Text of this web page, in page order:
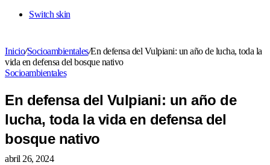
Switch skin
Inicio/Socioambientales/En defensa del Vulpiani: un año de lucha, toda la
vida en defensa del bosque nativo
Socioambientales
En defensa del Vulpiani: un año de
lucha, toda la vida en defensa del
bosque nativo
abril 26, 2024